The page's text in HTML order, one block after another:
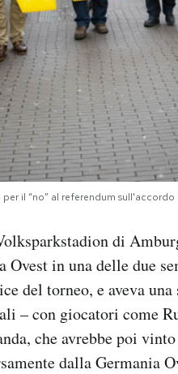
il “no” al referendum sull'accordo
di
Ovest in una delle due
del torneo, e aveva
– con giocatori come
che avrebbe poi
dalla Germania